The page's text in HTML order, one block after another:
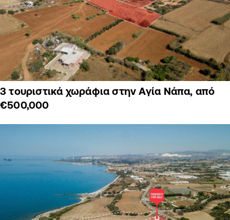
3 τουριστικά χωράφια στην Αγία Νάπα, από
€500,000